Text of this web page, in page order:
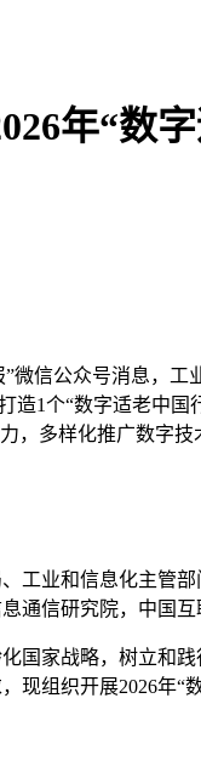
年“数
”微信公众号消息，
造1个“数字适老中
，多样化推广数字
工业和信息化主管
通信研究院，中国互
家战略，树立和践
现组织开展2026年“